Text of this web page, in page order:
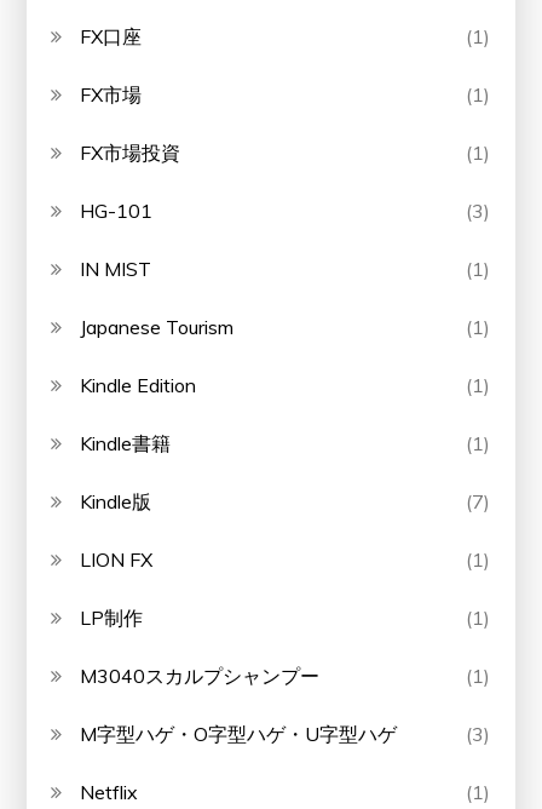
FX口座 (1)
FX市場 (1)
FX市場投資 (1)
HG-101 (3)
IN MIST (1)
Japanese Tourism (1)
Kindle Edition (1)
Kindle書籍 (1)
Kindle版 (7)
LION FX (1)
LP制作 (1)
M3040スカルプシャンプー (1)
M字型ハゲ・O字型ハゲ・U字型ハゲ (3)
Netflix (1)